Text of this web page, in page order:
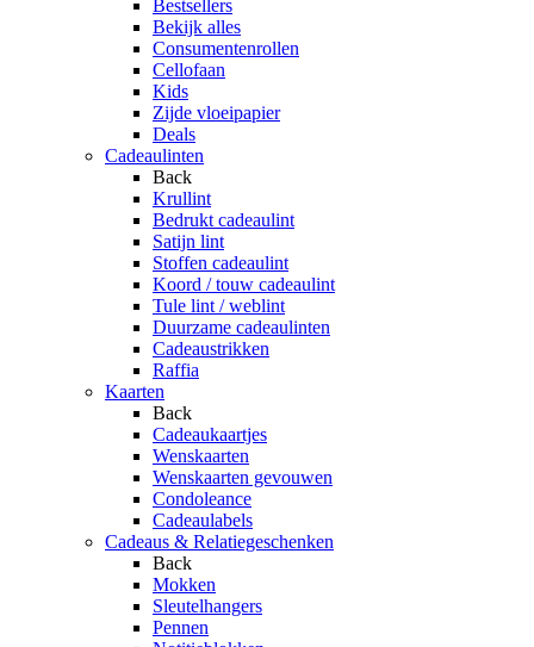
Bestsellers
Bekijk alles
Consumentenrollen
Cellofaan
Kids
Zijde vloeipapier
Deals
Cadeaulinten
Back
Krullint
Bedrukt cadeaulint
Satijn lint
Stoffen cadeaulint
Koord / touw cadeaulint
Tule lint / weblint
Duurzame cadeaulinten
Cadeaustrikken
Raffia
Kaarten
Back
Cadeaukaartjes
Wenskaarten
Wenskaarten gevouwen
Condoleance
Cadeaulabels
Cadeaus & Relatiegeschenken
Back
Mokken
Sleutelhangers
Pennen